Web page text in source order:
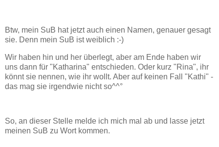
Btw, mein SuB hat jetzt auch einen Namen, genauer gesagt
sie. Denn mein SuB ist weiblich :-)
Wir haben hin und her überlegt, aber am Ende haben wir
uns dann für "Katharina" entschieden. Oder kurz "Rina", ihr
könnt sie nennen, wie ihr wollt. Aber auf keinen Fall "Kathi" -
das mag sie irgendwie nicht so^^°
So, an dieser Stelle melde ich mich mal ab und lasse jetzt
meinen SuB zu Wort kommen.